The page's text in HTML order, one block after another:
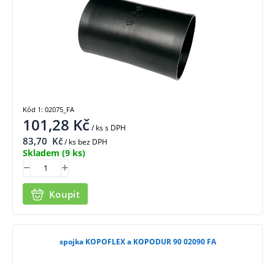
101,28 Kč/ kss DPH
83,70 Kč/ ks bez DPH
Skladem (9 ks)
Koupit
Kód 1: 02075_FA
spojka KOPOFLEX a KOPODUR 90 02090 FA